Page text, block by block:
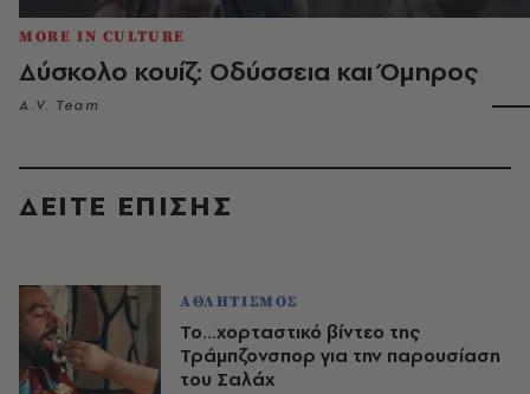
MORE IN CULTURE
Δύσκολο κουίζ: Οδύσσεια και Όμηρος
A.V. Team
ΔΕΙΤΕ ΕΠΙΣΗΣ
ΑΘΛΗΤΙΣΜΟΣ
Το…χορταστικό βίντεο της
Τράμπζονσπορ για την παρουσίαση
του Σαλάχ